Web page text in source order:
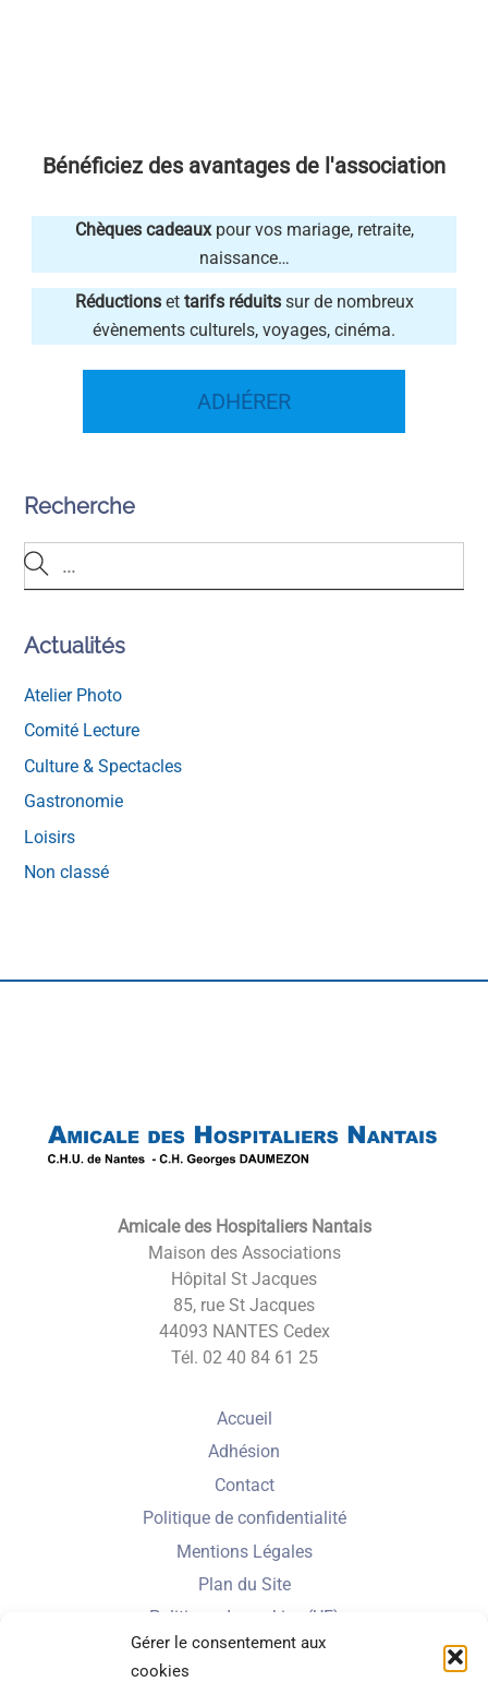
Gérer le consentement aux
cookies
Bénéficiez des avantages de l'association
Chèques cadeauxpour vos mariage, retraite,
naissance…
Réductionset tarifs réduitssur de nombreux
évènements culturels, voyages, cinéma.
ADHÉRER
Recherche
Actualités
Atelier Photo
Comité Lecture
Culture & Spectacles
Gastronomie
Loisirs
Non classé
To
Top
Amicale des Hospitaliers Nantais
Maison des Associations
Hôpital St Jacques
85, rue St Jacques
44093 NANTES Cedex
Tél. 02 40 84 61 25
Accueil
Adhésion
Contact
Politique de confidentialité
Mentions Légales
Plan du Site
Politique de cookies (UE)